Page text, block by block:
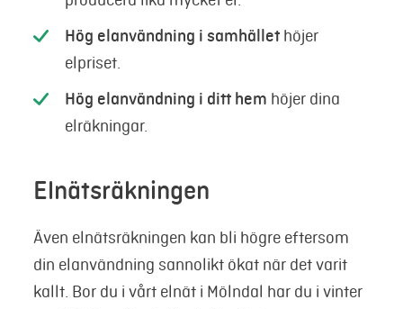
Hög elanvändning i samhället höjer
elpriset.
Hög elanvändning i ditt hem höjer dina
elräkningar.
Elnätsräkningen
Även elnätsräkningen kan bli högre eftersom
din elanvändning sannolikt ökat när det varit
kallt. Bor du i vårt elnät i Mölndal har du i vinter